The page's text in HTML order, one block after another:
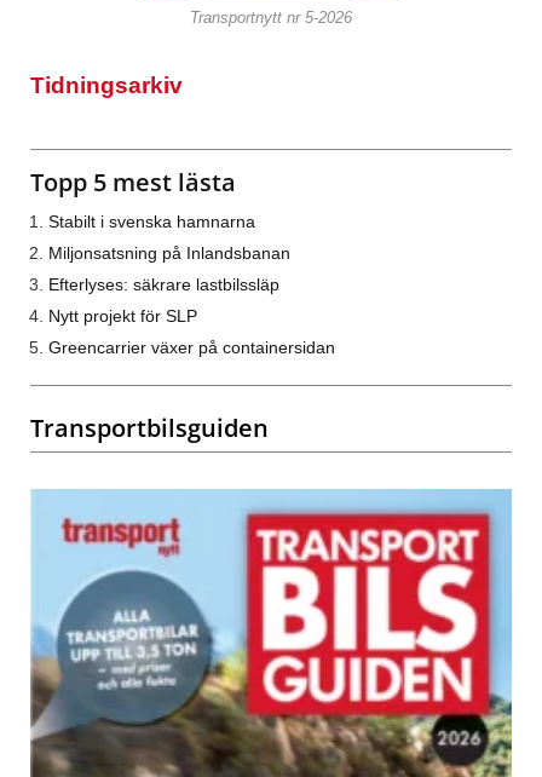
Transportnytt nr 5-2026
Tidningsarkiv
Topp 5 mest lästa
Stabilt i svenska hamnarna
Miljonsatsning på Inlandsbanan
Efterlyses: säkrare lastbilssläp
Nytt projekt för SLP
Greencarrier växer på containersidan
Transportbilsguiden